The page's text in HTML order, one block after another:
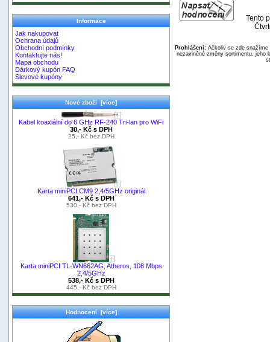
Informace
Jak nakupovat
Ochrana údajů
Obchodní podmínky
Kontaktujte nás!
Mapa obchodu
Dárkový kupón FAQ
Slevové kupóny
Nové zboží [více]
Kabel koaxiální do 6 GHz RF-240 Tri-lan pro WiFi
30,- Kč s DPH
25,- Kč bez DPH
Karta miniPCI CM9 2,4/5GHz originál
641,- Kč s DPH
530,- Kč bez DPH
Karta miniPCI TL-WN662AG, Atheros, 108 Mbps
2,4/5GHz
538,- Kč s DPH
445,- Kč bez DPH
Hodnocení [více]
Tento
Prohlášení:Ačkoliv se zde snažíme
nezaviněné změny sortimentu, jeho